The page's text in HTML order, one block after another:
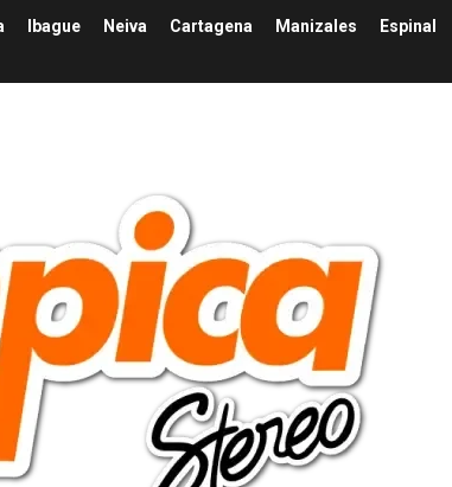
Ibague Neiva Cartagena Manizales
Espinal